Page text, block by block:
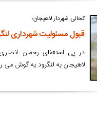
کحالی شهردار لاهیجان؛
قبول مسئولیت شهرداری
در پی استعفای رحمان
لاهیجان به لنگرود به گوش می